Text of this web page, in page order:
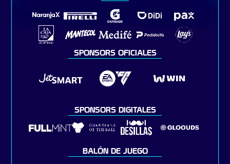
SPONSORS OFICIALES
SPONSORS DIGITALES
BALÓN DE JUEGO